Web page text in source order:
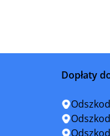
Dopłaty